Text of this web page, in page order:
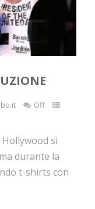
Off
si
durante la
t-shirts con